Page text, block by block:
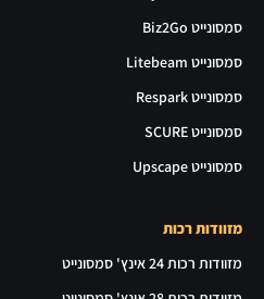
סמסונייט Biz2Go
סמסונייט Litebeam
סמסונייט Respark
סמסונייט SCURE
סמסונייט Upscape
מזוודות רכות
מזוודות רכות 24 אינץ' סמסונייט